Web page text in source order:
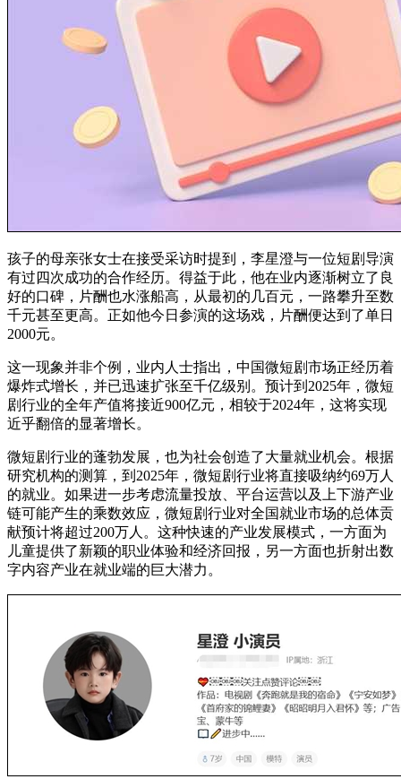
孩子的母亲张女士在接受采访时提到，李星澄与一位短剧导演
有过四次成功的合作经历。得益于此，他在业内逐渐树立了良
好的口碑，片酬也水涨船高，从最初的几百元，一路攀升至数
千元甚至更高。正如他今日参演的这场戏，片酬便达到了单日
2000元。
这一现象并非个例，业内人士指出，中国微短剧市场正经历着
爆炸式增长，并已迅速扩张至千亿级别。预计到2025年，微短
剧行业的全年产值将接近900亿元，相较于2024年，这将实现
近乎翻倍的显著增长。
微短剧行业的蓬勃发展，也为社会创造了大量就业机会。根据
研究机构的测算，到2025年，微短剧行业将直接吸纳约69万人
的就业。如果进一步考虑流量投放、平台运营以及上下游产业
链可能产生的乘数效应，微短剧行业对全国就业市场的总体贡
献预计将超过200万人。这种快速的产业发展模式，一方面为
儿童提供了新颖的职业体验和经济回报，另一方面也折射出数
字内容产业在就业端的巨大潜力。